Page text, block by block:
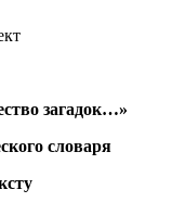
загадок…»
словаря